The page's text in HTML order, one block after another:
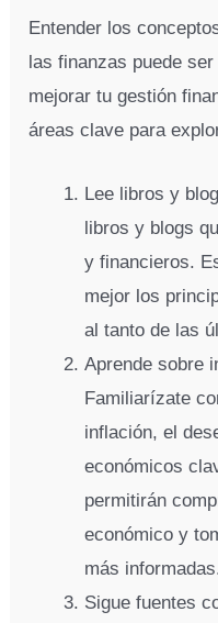
Entender los
las finanzas puede
mejorar tu gestión
áreas clave para
Lee libros y
libros y blogs
y financieros.
mejor los
al tanto de las
Aprende sobre
Familiarízate
inflación, el
económicos
permitirán
económico y
más
Sigue fuentes